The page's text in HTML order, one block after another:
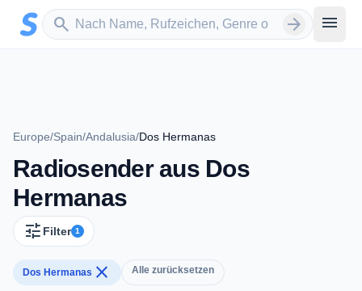
Zum Hauptinhalt springen
search
Sender suchen arrow_forward menu
Europe/Spain/Andalusia/Dos Hermanas
Radiosender aus Dos
Hermanas
tune Filter 1
Dos Hermanas close Alle zurücksetzen